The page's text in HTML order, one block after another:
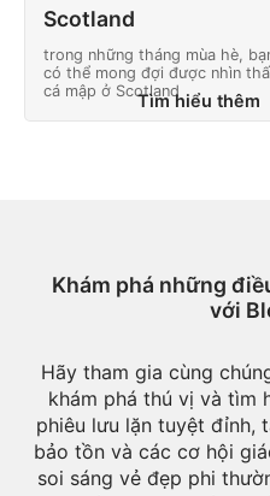
Scotland
trong những tháng mùa hè,
có thể mong đợi được nhìn
cá mập ở ScotlandTìm hiểu thêm
Khám phá những
với
Hãy tham gia cùng
khám phá thú vị và tìm
phiêu lưu lặn tuyệt đỉnh,
bảo tồn và các cơ hội
soi sáng vẻ đẹp phi